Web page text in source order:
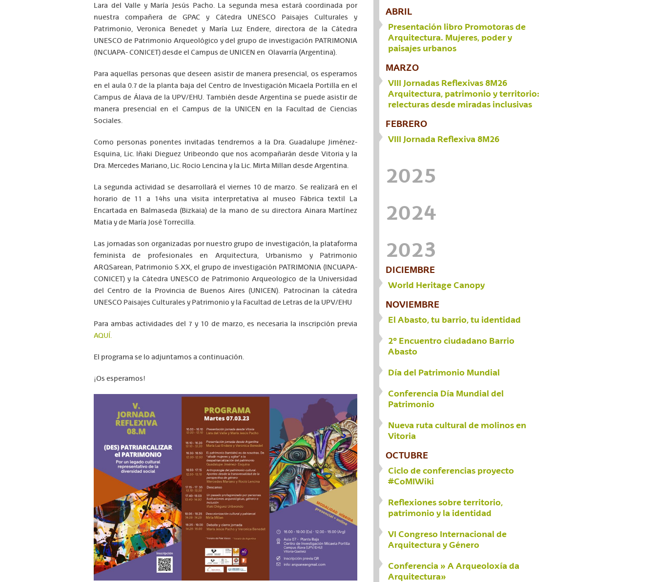
Lara del Valle y María Jesús Pacho. La segunda mesa estará coordinada por
nuestra compañera de GPAC y Cátedra UNESCO Paisajes Culturales y
Patrimonio, Veronica Benedet y María Luz Endere, directora de la Cátedra
UNESCO de Patrimonio Arqueológico y del grupo de investigación PATRIMONIA
(INCUAPA- CONICET) desde el Campus de UNICEN en Olavarría (Argentina).
Para aquellas personas que deseen asistir de manera presencial, os esperamos
en el aula 0.7 de la planta baja del Centro de Investigación Micaela Portilla en el
Campus de Álava de la UPV/EHU. También desde Argentina se puede asistir de
manera presencial en el Campus de la UNICEN en la Facultad de Ciencias
Sociales.
Como personas ponentes invitadas tendremos a la Dra. Guadalupe Jiménez-
Esquina, Lic. Iñaki Dieguez Uribeondo que nos acompañarán desde Vitoria y la
Dra. Mercedes Mariano, Lic. Rocio Lencina y la Lic. Mirta Millan desde Argentina.
La segunda actividad se desarrollará el viernes 10 de marzo. Se realizará en el
horario de 11 a 14hs una visita interpretativa al museo Fábrica textil La
Encartada en Balmaseda (Bizkaia) de la mano de su directora Ainara Martínez
Matia y de María José Torrecilla.
Las jornadas son organizadas por nuestro grupo de investigación, la plataforma
feminista de profesionales en Arquitectura, Urbanismo y Patrimonio
ARQSarean, Patrimonio S.XX, el grupo de investigación PATRIMONIA (INCUAPA-
CONICET) y la Cátedra UNESCO de Patrimonio Arqueologico de la Universidad
del Centro de la Provincia de Buenos Aires (UNICEN). Patrocinan la cátedra
UNESCO Paisajes Culturales y Patrimonio y la Facultad de Letras de la UPV/EHU
Para ambas actividades del 7 y 10 de marzo, es necesaria la inscripción previa
AQUÍ.
El programa se lo adjuntamos a continuación.
¡Os esperamos!
ABRIL
Presentación libro Promotoras de
Arquitectura. Mujeres, poder y
paisajes urbanos
MARZO
VIII Jornadas Reflexivas 8M26
Arquitectura, patrimonio y territorio:
relecturas desde miradas inclusivas
FEBRERO
VIII Jornada Reflexiva 8M26
2025
2024
2023
DICIEMBRE
World Heritage Canopy
NOVIEMBRE
El Abasto, tu barrio, tu identidad
2º Encuentro ciudadano Barrio
Abasto
Día del Patrimonio Mundial
Conferencia Día Mundial del
Patrimonio
Nueva ruta cultural de molinos en
Vitoria
OCTUBRE
Ciclo de conferencias proyecto
#CoMIWiki
Reflexiones sobre territorio,
patrimonio y la identidad
VI Congreso Internacional de
Arquitectura y Género
Conferencia » A Arqueoloxía da
Arquitectura»